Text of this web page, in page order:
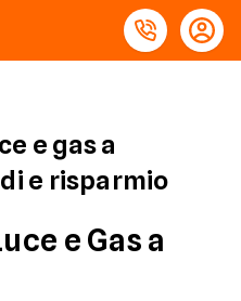
e gas a
e risparmio
e Gas a